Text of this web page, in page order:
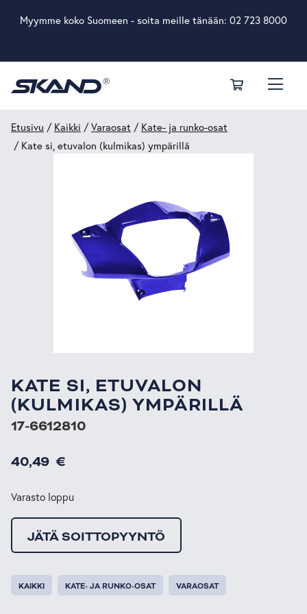
Myymme koko Suomeen - soita meille tänään: 02 723 8000
Etusivu / Kaikki /Varaosat / Kate- ja runko-osat
/ Kate si, etuvalon (kulmikas) ympärillä
KATE SI, ETUVALON
(KULMIKAS) YMPÄRILLÄ
17-6612810
40,49 €
Varasto loppu
JÄTÄ SOITTOPYYNTÖ
KAIKKI KATE- JA RUNKO-OSAT VARAOSAT